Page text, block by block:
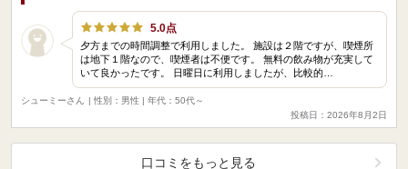
5.0点
夕方までの時間調整で利用しました。 施設は２階ですが、喫煙所
は地下１階なので、喫煙者は不便です。 無料の飲み物が充実して
いて良かったです。 日曜日に利用しましたが、比較的…
シューミーさん
| 性別：男性 | 年代：50代～
投稿日：2026年8月2日
口コミをもっと見る